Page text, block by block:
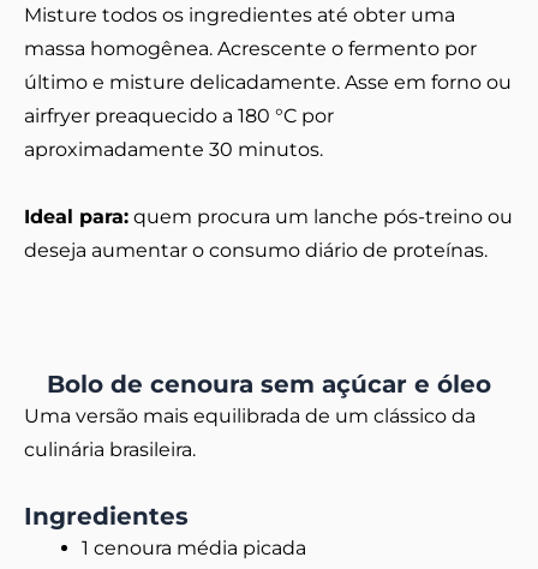
Misture todos os ingredientes até obter uma
massa homogênea. Acrescente o fermento por
último e misture delicadamente. Asse em forno ou
airfryer preaquecido a 180 °C por
aproximadamente 30 minutos.
Ideal para: quem procura um lanche pós-treino ou
deseja aumentar o consumo diário de proteínas.
Bolo de cenoura sem açúcar e óleo
Uma versão mais equilibrada de um clássico da
culinária brasileira.
Ingredientes
1 cenoura média picada